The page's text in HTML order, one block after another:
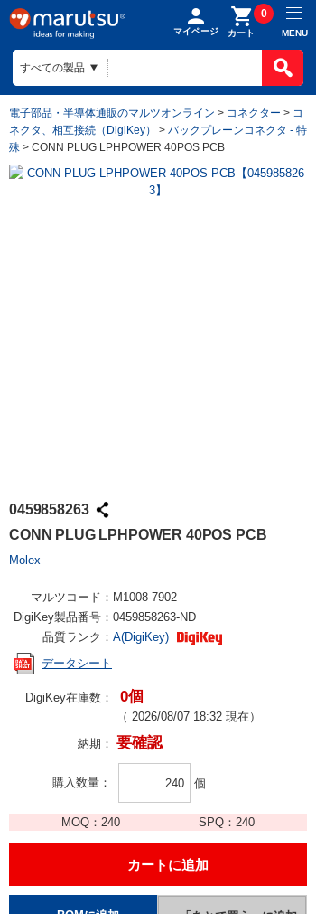
マイページ カート
0
MENU
電子部品・半導体通販のマルツオンライン > コネクター > コ
ネクタ、相互接続（DigiKey）
> バックプレーンコネクタ - 特
殊 > CONN PLUG LPHPOWER 40POS PCB
0459858263
CONN PLUG LPHPOWER 40POS PCB
Molex
マルツコード： M1008-7902
DigiKey製品番号： 0459858263-ND
品質ランク： A(DigiKey)
データシート
DigiKey在庫数： 0個
（ 2026/08/07 18:32 現在）
納期： 要確認
購入数量 個
MOQ：240 SPQ： 240